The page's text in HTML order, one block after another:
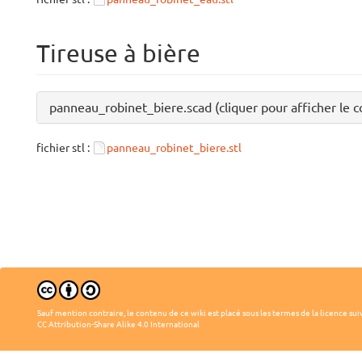
Tireuse à bière
panneau_robinet_biere.scad (cliquer pour afficher le
fichier stl : panneau_robinet_biere.stl
Sauf mention contraire, le contenu de ce wiki est placé sous les termes de la licence
CC Attribution-Share Alike 4.0 International